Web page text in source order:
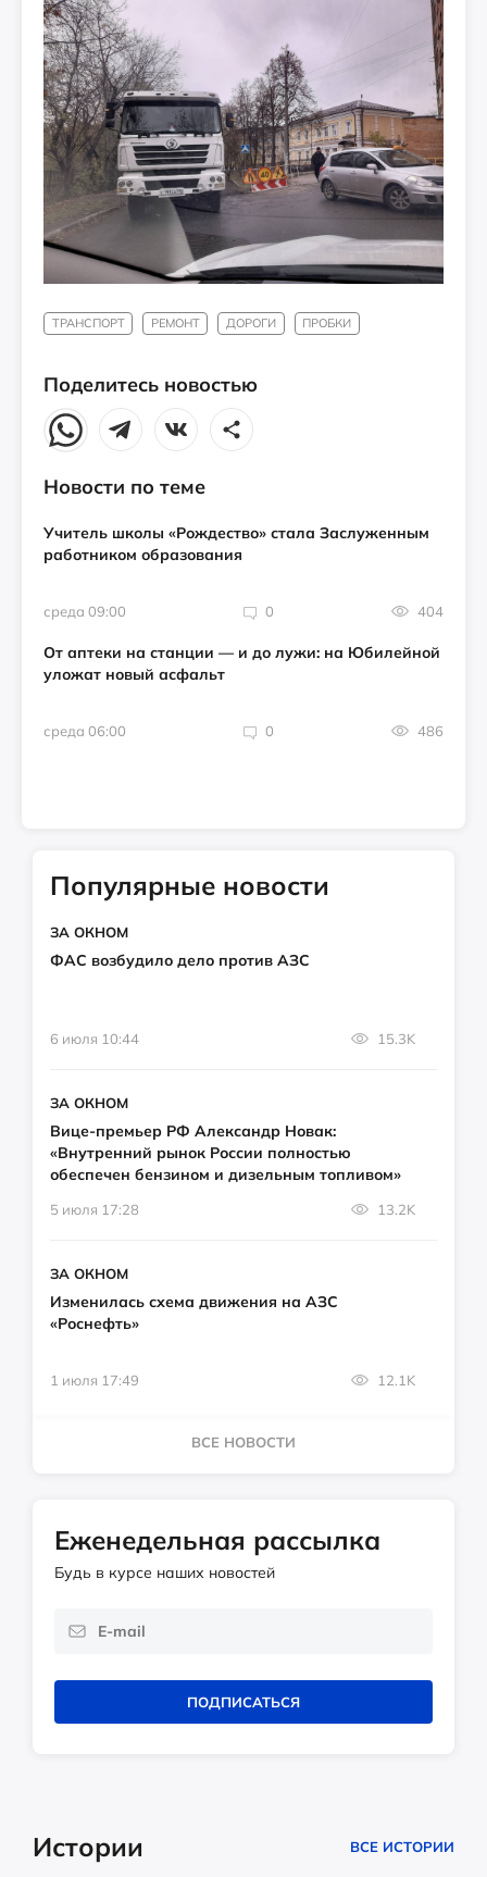
ТРАНСПОРТ РЕМОНТ ДОРОГИ ПРОБКИ
Поделитесь новостью
Новости по теме
Учитель школы «Рождество» стала Заслуженным
работником образования
среда 09:00 0 404
От аптеки на станции — и до лужи: на Юбилейной
уложат новый асфальт
среда 06:00 0 486
Популярные новости
ЗА ОКНОМ
ФАС возбудило дело против АЗС
6 июля 10:44 15.3K
ЗА ОКНОМ
Вице-премьер РФ Александр Новак:
«Внутренний рынок России полностью
обеспечен бензином и дизельным топливом»
5 июля 17:28 13.2K
ЗА ОКНОМ
Изменилась схема движения на АЗС
«Роснефть»
1 июля 17:49 12.1K
ВСЕ НОВОСТИ
Еженедельная рассылка
Будь в курсе наших новостей
ПОДПИСАТЬСЯ
Истории ВСЕ ИСТОРИИ